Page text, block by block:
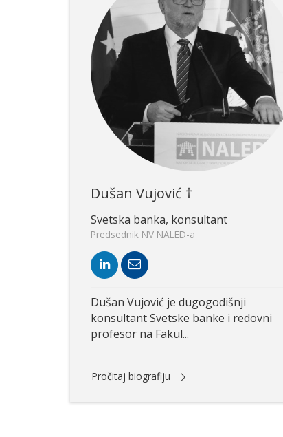
Dušan Vujović †
Svetska banka, konsultant
Predsednik NV NALED-a
Dušan Vujović je dugogodišnji
konsultant Svetske banke i redovni
profesor na Fakul...
Pročitaj biografiju